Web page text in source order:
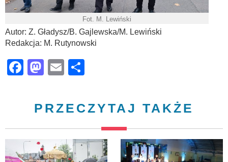
Fot. M. Lewiński
Autor: Z. Gładysz/B. Gajlewska/M. Lewiński
Redakcja: M. Rutynowski
Facebook
Mastodon
Email
PRZECZYTAJ TAKŻE